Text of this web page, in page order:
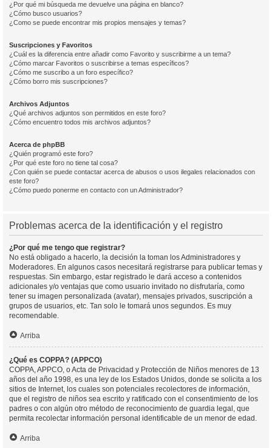
¿Por qué mi búsqueda me devuelve una página en blanco?
¿Cómo busco usuarios?
¿Como se puede encontrar mis propios mensajes y temas?
Suscripciones y Favoritos
¿Cuál es la diferencia entre añadir como Favorito y suscribirme a un tema?
¿Cómo marcar Favoritos o suscribirse a temas específicos?
¿Cómo me suscribo a un foro específico?
¿Cómo borro mis suscripciones?
Archivos Adjuntos
¿Qué archivos adjuntos son permitidos en este foro?
¿Cómo encuentro todos mis archivos adjuntos?
Acerca de phpBB
¿Quién programó este foro?
¿Por qué este foro no tiene tal cosa?
¿Con quién se puede contactar acerca de abusos o usos ilegales relacionados con
este foro?
¿Cómo puedo ponerme en contacto con un Administrador?
Problemas acerca de la identificación y el registro
¿Por qué me tengo que registrar?
No está obligado a hacerlo, la decisión la toman los Administradores y
Moderadores. En algunos casos necesitará registrarse para publicar temas y
respuestas. Sin embargo, estar registrado le dará acceso a contenidos
adicionales y/o ventajas que como usuario invitado no disfrutaría, como
tener su imagen personalizada (avatar), mensajes privados, suscripción a
grupos de usuarios, etc. Tan solo le tomará unos segundos. Es muy
recomendable.
Arriba
¿Qué es COPPA? (APPCO)
COPPA, APPCO, o Acta de Privacidad y Protección de Niños menores de 13
años del año 1998, es una ley de los Estados Unidos, donde se solicita a los
sitios de Internet, los cuales son potenciales recolectores de información,
que el registro de niños sea escrito y ratificado con el consentimiento de los
padres o con algún otro método de reconocimiento de guardia legal, que
permita recolectar información personal identificable de un menor de edad.
Arriba